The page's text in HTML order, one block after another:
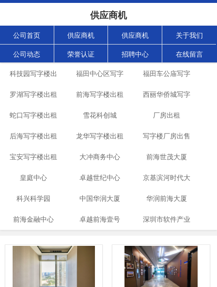
供应商机
公司首页 供应商机 供应商机 关于我们
公司动态 荣誉认证 招聘中心 在线留言
科技园写字楼出
租
福田中心区写字
楼出租
福田车公庙写字
楼出租
罗湖写字楼出租 前海写字楼出租 西丽华侨城写字
楼出租
蛇口写字楼出租 雪花科创城 厂房出租
后海写字楼出租 龙华写字楼出租 写字楼厂房出售
宝安写字楼出租 大冲商务中心 前海世茂大厦
皇庭中心 卓越世纪中心 京基滨河时代大
厦
科兴科学园 中国华润大厦 华润前海大厦
前海金融中心 卓越前海壹号 深圳市软件产业